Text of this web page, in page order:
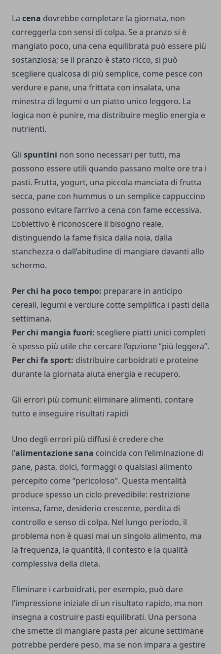
La cena dovrebbe completare la giornata, non
correggerla con sensi di colpa. Se a pranzo si è
mangiato poco, una cena equilibrata può essere più
sostanziosa; se il pranzo è stato ricco, si può
scegliere qualcosa di più semplice, come pesce con
verdure e pane, una frittata con insalata, una
minestra di legumi o un piatto unico leggero. La
logica non è punire, ma distribuire meglio energia e
nutrienti.
Gli spuntini non sono necessari per tutti, ma
possono essere utili quando passano molte ore tra i
pasti. Frutta, yogurt, una piccola manciata di frutta
secca, pane con hummus o un semplice cappuccino
possono evitare l’arrivo a cena con fame eccessiva.
L’obiettivo è riconoscere il bisogno reale,
distinguendo la fame fisica dalla noia, dalla
stanchezza o dall’abitudine di mangiare davanti allo
schermo.
Per chi ha poco tempo: preparare in anticipo
cereali, legumi e verdure cotte semplifica i pasti della
settimana.
Per chi mangia fuori: scegliere piatti unici completi
è spesso più utile che cercare l’opzione “più leggera”.
Per chi fa sport: distribuire carboidrati e proteine
durante la giornata aiuta energia e recupero.
Gli errori più comuni: eliminare alimenti, contare
tutto e inseguire risultati rapidi
Uno degli errori più diffusi è credere che
l’alimentazione sana coincida con l’eliminazione di
pane, pasta, dolci, formaggi o qualsiasi alimento
percepito come “pericoloso”. Questa mentalità
produce spesso un ciclo prevedibile: restrizione
intensa, fame, desiderio crescente, perdita di
controllo e senso di colpa. Nel lungo periodo, il
problema non è quasi mai un singolo alimento, ma
la frequenza, la quantità, il contesto e la qualità
complessiva della dieta.
Eliminare i carboidrati, per esempio, può dare
l’impressione iniziale di un risultato rapido, ma non
insegna a costruire pasti equilibrati. Una persona
che smette di mangiare pasta per alcune settimane
potrebbe perdere peso, ma se non impara a gestire